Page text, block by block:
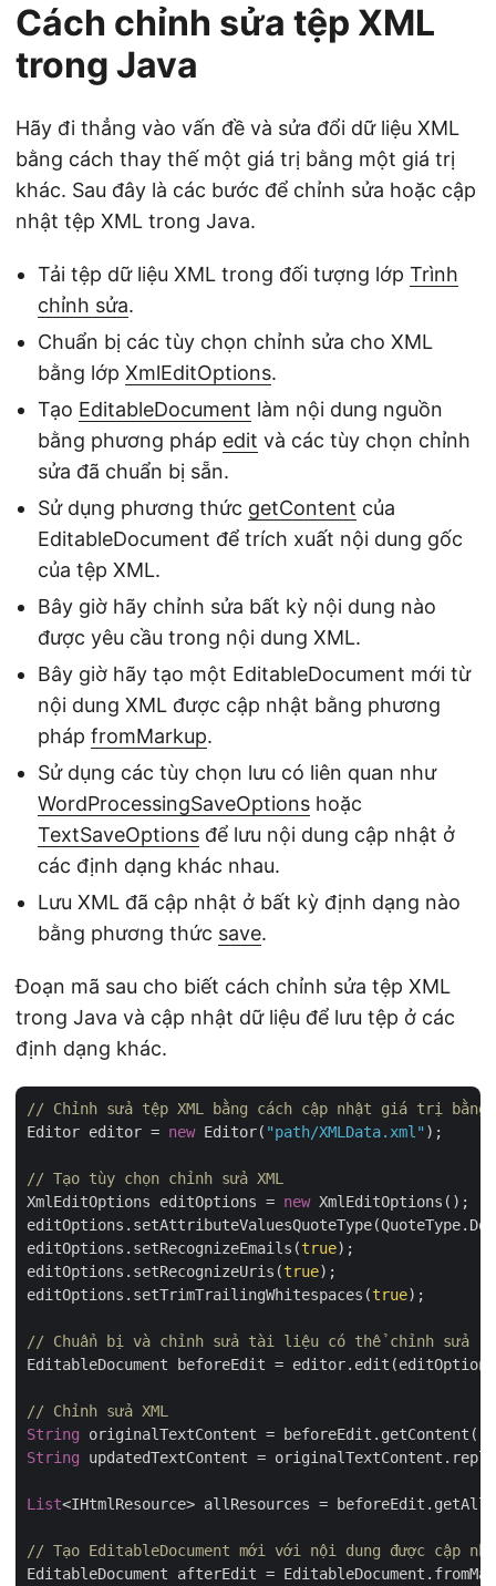
Cách chỉnh sửa tệp XML
trong Java
Hãy đi thẳng vào vấn đề và sửa đổi dữ liệu XML
bằng cách thay thế một giá trị bằng một giá trị
khác. Sau đây là các bước để chỉnh sửa hoặc cập
nhật tệp XML trong Java.
Tải tệp dữ liệu XML trong đối tượng lớp Trình
chỉnh sửa.
Chuẩn bị các tùy chọn chỉnh sửa cho XML
bằng lớp XmlEditOptions.
Tạo EditableDocument làm nội dung nguồn
bằng phương pháp edit và các tùy chọn chỉnh
sửa đã chuẩn bị sẵn.
Sử dụng phương thức getContent của
EditableDocument để trích xuất nội dung gốc
của tệp XML.
Bây giờ hãy chỉnh sửa bất kỳ nội dung nào
được yêu cầu trong nội dung XML.
Bây giờ hãy tạo một EditableDocument mới từ
nội dung XML được cập nhật bằng phương
pháp fromMarkup.
Sử dụng các tùy chọn lưu có liên quan như
WordProcessingSaveOptions hoặc
TextSaveOptions để lưu nội dung cập nhật ở
các định dạng khác nhau.
Lưu XML đã cập nhật ở bất kỳ định dạng nào
bằng phương thức save.
Đoạn mã sau cho biết cách chỉnh sửa tệp XML
trong Java và cập nhật dữ liệu để lưu tệp ở các
định dạng khác.
// Chỉnh sửa tệp XML bằng cách cập nhật giá trị bằng
Editor editor = new Editor( "path/XMLData.xml" );
// Tạo tùy chọn chỉnh sửa XML
XmlEditOptions editOptions = new XmlEditOptions();
editOptions.setRecognizeEmails(true);
editOptions.setRecognizeUris(true);
editOptions.setTrimTrailingWhitespaces(true);
// Chuẩn bị và chỉnh sửa tài liệu có thể chỉnh sửa
EditableDocument beforeEdit =
// Chỉnh sửa XML
String
String updatedTextContent =
List<IHtmlResource> allResources =
// Tạo EditableDocument mới với nội dung được cập
EditableDocument afterEdit =